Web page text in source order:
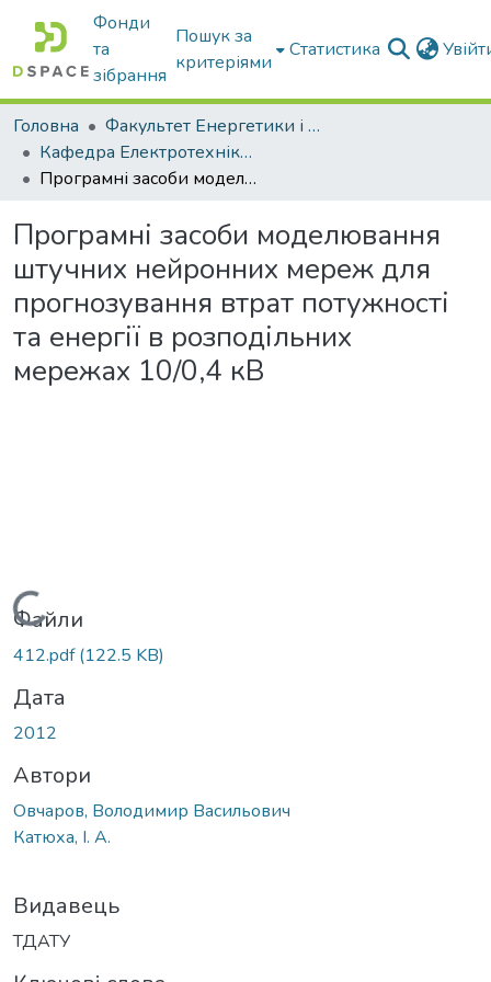
Фонди
та
зібрання
Пошук за
критеріями
Статистика
Головна
Факультет Енергетики і комп'ютерних технологій
Кафедра Електротехніки і електромеханіки ім. проф. В.В. Овчарова
Програмні засоби моделювання штучних нейронних мереж для прогнозування втрат потужності та енергії в розподільних мережах 10/0,4 кВ
Програмні засоби моделювання
штучних нейронних мереж для
прогнозування втрат потужності
та енергії в розподільних
мережах 10/0,4 кВ
Вантажиться...
Файли
412.pdf(122.5 KB)
Дата
2012
Автори
Овчаров, Володимир Васильович
Катюха, І. А.
Видавець
ТДАТУ